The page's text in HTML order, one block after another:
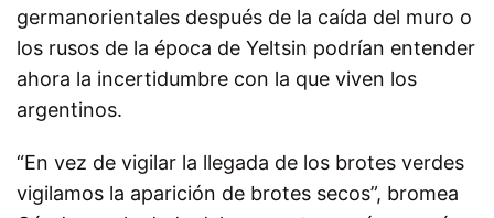
germanorientales después de la caída del muro o
los rusos de la época de Yeltsin podrían entender
ahora la incertidumbre con la que viven los
argentinos.
“En vez de vigilar la llegada de los brotes verdes
vigilamos la aparición de brotes secos”, bromea